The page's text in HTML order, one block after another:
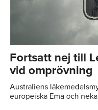
Fortsatt nej till
vid omprövning
Australiens
europeiska Ema och